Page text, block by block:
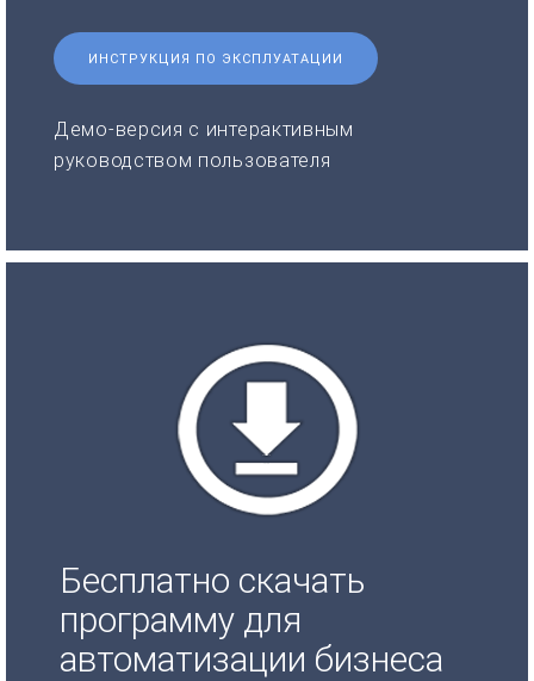
ИНСТРУКЦИЯ ПО ЭКСПЛУАТАЦИИ
Демо-версия с интерактивным
руководством пользователя
Бесплатно скачать
программу для
автоматизации бизнеса